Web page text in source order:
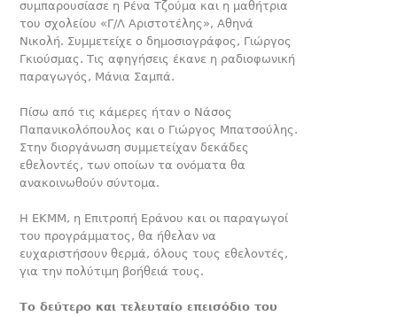
συμπαρουσίασε η Ρένα Τζούμα και η μαθήτρια
του σχολείου «Γ/Λ Αριστοτέλης», Αθηνά
Νικολή. Συμμετείχε ο δημοσιογράφος, Γιώργος
Γκιούσμας. Τις αφηγήσεις έκανε η ραδιοφωνική
παραγωγός, Μάνια Σαμπά.
Πίσω από τις κάμερες ήταν ο Νάσος
Παπανικολόπουλος και ο Γιώργος Μπατσούλης.
Στην διοργάνωση συμμετείχαν δεκάδες
εθελοντές, των οποίων τα ονόματα θα
ανακοινωθούν σύντομα.
Η ΕΚΜΜ, η Επιτροπή Εράνου και οι παραγωγοί
του προγράμματος, θα ήθελαν να
ευχαριστήσουν θερμά, όλους τους εθελοντές,
για την πολύτιμη βοήθειά τους.
Το δεύτερο και τελευταίο επεισόδιο του